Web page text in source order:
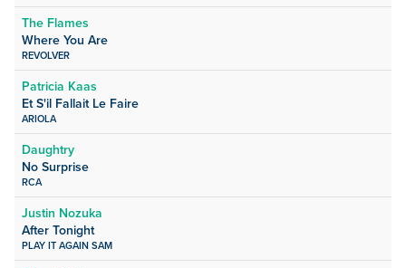
The Flames
Where You Are
REVOLVER
Patricia Kaas
Et S'il Fallait Le Faire
ARIOLA
Daughtry
No Surprise
RCA
Justin Nozuka
After Tonight
PLAY IT AGAIN SAM